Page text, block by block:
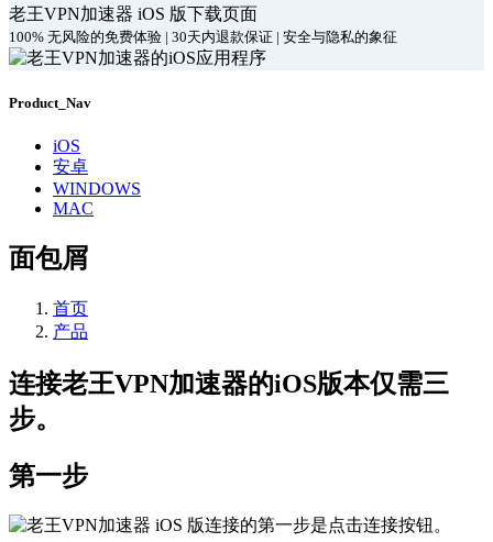
老王VPN加速器 iOS 版下载页面
100% 无风险的免费体验 | 30天内退款保证 | 安全与隐私的象征
Product_Nav
iOS
安卓
WINDOWS
MAC
面包屑
首页
产品
连接老王VPN加速器的iOS版本仅需三
步。
第一步